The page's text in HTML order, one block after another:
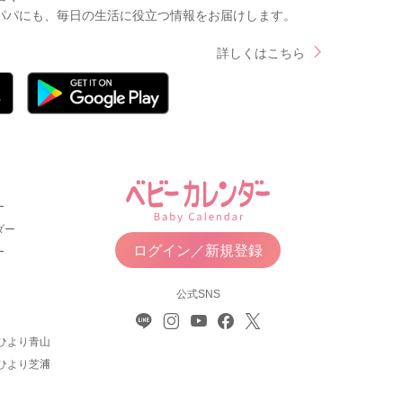
にも、毎日の生活に役立つ情報をお届けします。
詳しくはこちら
ー
より青山
より芝浦
ログイン／新規登録
公式SNS